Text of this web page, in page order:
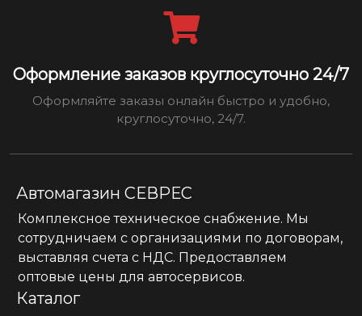
Оформление заказов круглосуточно 24/7
Оформляйте заказы онлайн быстро и удобно,
круглосуточно, 24/7.
Автомагазин СЕВРЕС
Комплексное техническое снабжение. Мы
сотрудничаем с организациями по договорам,
выставляя счета с НДС. Предоставляем
оптовые цены для автосервисов.
Каталог